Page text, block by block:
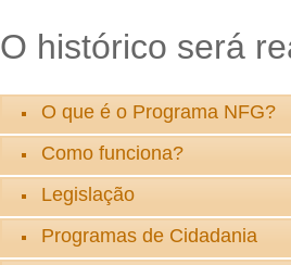
O histórico será
O que é o Programa NFG?
Como funciona?
Legislação
Programas de Cidadania